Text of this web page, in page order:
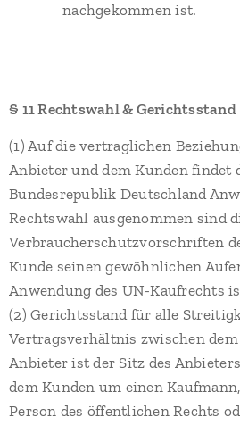
nachgekommen ist.
§ 11 Rechtswahl & Gerichtsstand
(1) Auf die vertraglichen
Anbieter und dem Kunden findet
Bundesrepublik Deutschland
Rechtswahl ausgenommen sind
Verbraucherschutzvorschriften
Kunde seinen gewöhnlichen
Anwendung des UN-Kaufrechts
(2) Gerichtsstand für alle
Vertragsverhältnis zwischen
Anbieter ist der Sitz des
dem Kunden um einen
Person des öffentlichen Rechts